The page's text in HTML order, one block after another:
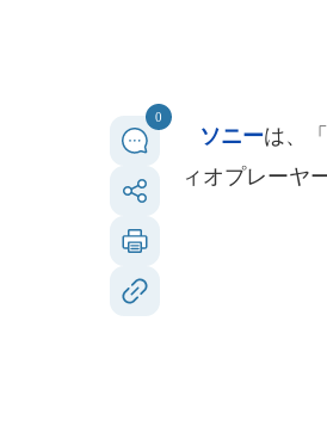
0
ソニーは、
ィオプレーヤ